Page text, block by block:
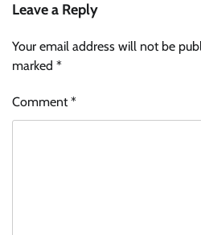
Leave a Reply
Your email address will not be
marked *
Comment*